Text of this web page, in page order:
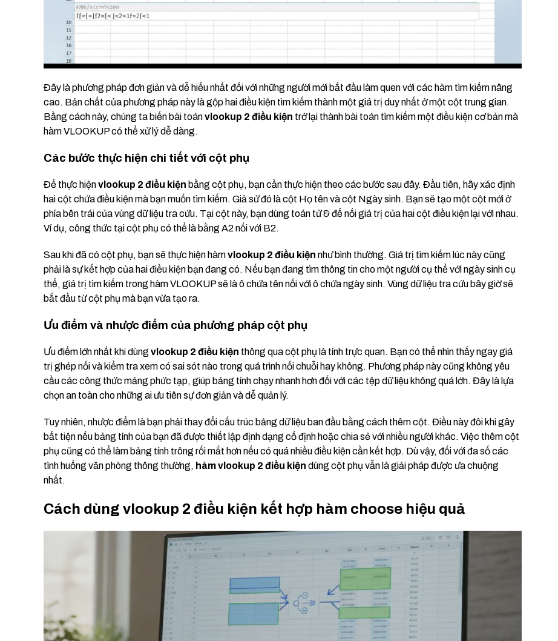
Đây là phương pháp đơn giản và dễ hiểu nhất đối với những người mới bắt đầu làm quen với các hàm tìm kiếm nâng
cao. Bản chất của phương pháp này là gộp hai điều kiện tìm kiếm thành một giá trị duy nhất ở một cột trung gian.
Bằng cách này, chúng ta biến bài toánvlookup 2 điều kiện trở lại thành bài toán tìm kiếm một điều kiện cơ bản mà
hàm VLOOKUP có thể xử lý dễ dàng.
Các bước thực hiện chi tiết với cột phụ
Để thực hiệnvlookup 2 điều kiện bằng cột phụ, bạn cần thực hiện theo các bước sau đây. Đầu tiên, hãy xác định
hai cột chứa điều kiện mà bạn muốn tìm kiếm. Giả sử đó là cột Họ tên và cột Ngày sinh. Bạn sẽ tạo một cột mới ở
phía bên trái của vùng dữ liệu tra cứu. Tại cột này, bạn dùng toán tử & để nối giá trị của hai cột điều kiện lại với nhau.
Ví dụ, công thức tại cột phụ có thể là bằng A2 nối với B2.
Sau khi đã có cột phụ, bạn sẽ thực hiện hàmvlookup 2 điều kiện như bình thường. Giá trị tìm kiếm lúc này cũng
phải là sự kết hợp của hai điều kiện bạn đang có. Nếu bạn đang tìm thông tin cho một người cụ thể với ngày sinh cụ
thể, giá trị tìm kiếm trong hàm VLOOKUP sẽ là ô chứa tên nối với ô chứa ngày sinh. Vùng dữ liệu tra cứu bây giờ sẽ
bắt đầu từ cột phụ mà bạn vừa tạo ra.
Ưu điểm và nhược điểm của phương pháp cột phụ
Ưu điểm lớn nhất khi dùng vlookup 2 điều kiện thông qua cột phụ là tính trực quan. Bạn có thể nhìn thấy ngay giá
trị ghép nối và kiểm tra xem có sai sót nào trong quá trình nối chuỗi hay không. Phương pháp này cũng không yêu
cầu các công thức mảng phức tạp, giúp bảng tính chạy nhanh hơn đối với các tệp dữ liệu không quá lớn. Đây là lựa
chọn an toàn cho những ai ưu tiên sự đơn giản và dễ quản lý.
Tuy nhiên, nhược điểm là bạn phải thay đổi cấu trúc bảng dữ liệu ban đầu bằng cách thêm cột. Điều này đôi khi gây
bất tiện nếu bảng tính của bạn đã được thiết lập định dạng cố định hoặc chia sẻ với nhiều người khác. Việc thêm cột
phụ cũng có thể làm bảng tính trông rối mắt hơn nếu có quá nhiều điều kiện cần kết hợp. Dù vậy, đối với đa số các
tình huống văn phòng thông thường, hàm vlookup 2 điều kiện dùng cột phụ vẫn là giải pháp được ưa chuộng
nhất.
Cách dùng vlookup 2 điều kiện kết hợp hàm choose hiệu quả